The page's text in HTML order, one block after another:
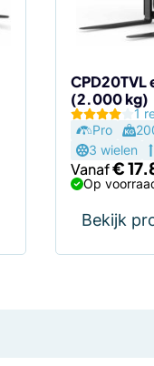
(2.000 kg)
1
Pro
3 wielen
Vanaf€
Op
Bekijk
worden
de